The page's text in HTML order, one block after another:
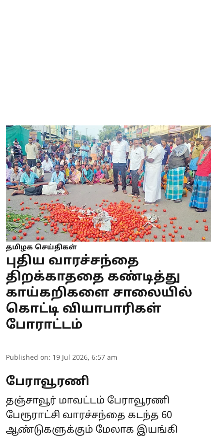
தமிழக செய்திகள்
புதிய வாரச்சந்தை
திறக்காததை கண்டித்து
காய்கறிகளை சாலையில்
கொட்டி வியாபாரிகள்
போராட்டம்
Published on: 19 Jul 2026, 6:57 am
பேராவூரணி
தஞ்சாவூர் மாவட்டம் பேராவூரணி
பேரூராட்சி வாரச்சந்தை கடந்த 60
ஆண்டுகளுக்கும் மேலாக இயங்கி